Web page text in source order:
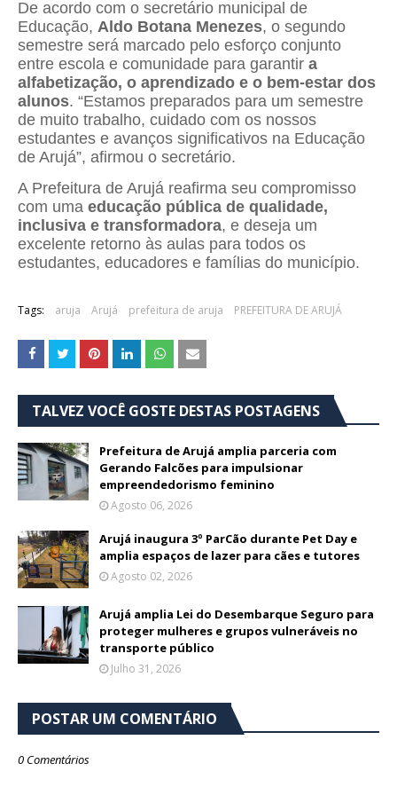
De acordo com o secretário municipal de
Educação, Aldo Botana Menezes, o segundo
semestre será marcado pelo esforço conjunto
entre escola e comunidade para garantir a
alfabetização, o aprendizado e o bem-estar dos
alunos. “Estamos preparados para um semestre
de muito trabalho, cuidado com os nossos
estudantes e avanços significativos na Educação
de Arujá”, afirmou o secretário.
A Prefeitura de Arujá reafirma seu compromisso
com uma educação pública de qualidade,
inclusiva e transformadora, e deseja um
excelente retorno às aulas para todos os
estudantes, educadores e famílias do município.
Tags: aruja Arujá prefeitura de aruja PREFEITURA DE ARUJÁ
TALVEZ VOCÊ GOSTE DESTAS POSTAGENS
Prefeitura de Arujá amplia parceria com
Gerando Falcões para impulsionar
empreendedorismo feminino
Agosto 06, 2026
Arujá inaugura 3º ParCão durante Pet Day e
amplia espaços de lazer para cães e tutores
Agosto 02, 2026
Arujá amplia Lei do Desembarque Seguro para
proteger mulheres e grupos vulneráveis no
transporte público
Julho 31, 2026
POSTAR UM COMENTÁRIO
0 Comentários